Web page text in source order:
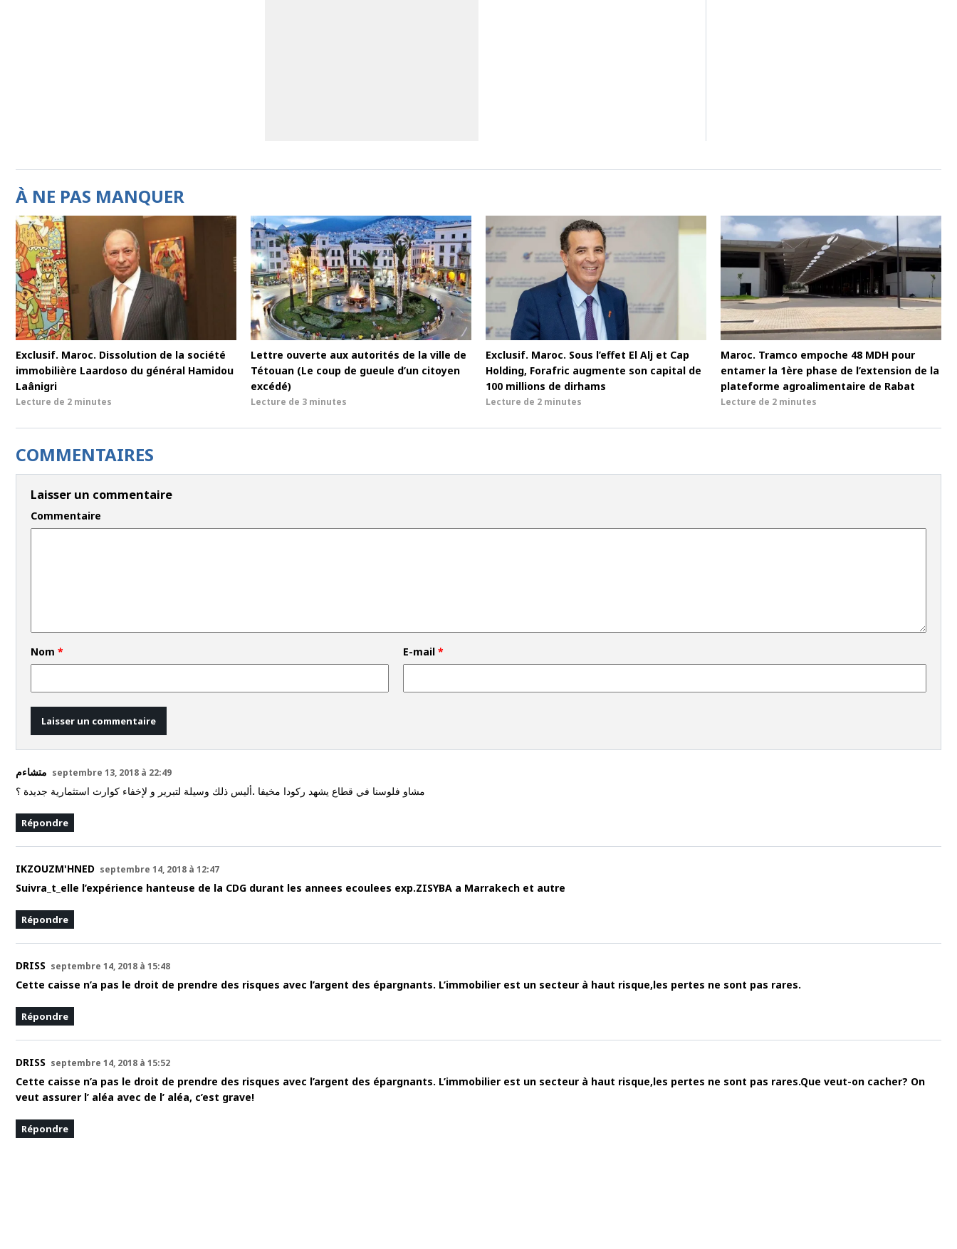
À NE PAS MANQUER
Exclusif. Maroc. Dissolution de la société
immobilière Laardoso du général Hamidou
Laânigri
Lecture de 2 minutes
Lettre ouverte aux autorités de la ville de
Tétouan (Le coup de gueule d’un citoyen
excédé)
Lecture de 3 minutes
Exclusif. Maroc. Sous l’effet El Alj et Cap
Holding, Forafric augmente son capital de
100 millions de dirhams
Lecture de 2 minutes
Maroc. Tramco empoche 48 MDH pour
entamer la 1ère phase de l’extension de la
plateforme agroalimentaire de Rabat
Lecture de 2 minutes
COMMENTAIRES
Laisser un commentaire
Commentaire
Nom * E-mail*
متشاءم septembre 13, 2018 à 22:49
مشاو فلوسنا في قطاع يشهد ركودا مخيفا .أليس ذلك وسيلة لتبرير و لإخفاء كوارث استثمارية جديدة ؟
Répondre
IKZOUZM'HNED septembre 14, 2018 à 12:47
Suivra_t_elle l’expérience hanteuse de la CDG durant les annees ecoulees exp.ZISYBA a Marrakech et autre
Répondre
DRISS septembre 14, 2018 à 15:48
Cette caisse n’a pas le droit de prendre des risques avec l’argent des épargnants. L’immobilier est un secteur à haut risque,les pertes ne sont pas rares.
Répondre
DRISS septembre 14, 2018 à 15:52
Cette caisse n’a pas le droit de prendre des risques avec l’argent des épargnants. L’immobilier est un secteur à haut risque,les pertes ne sont pas rares.Que veut-on cacher? On
veut assurer l’ aléa avec de l’ aléa, c’est grave!
Répondre